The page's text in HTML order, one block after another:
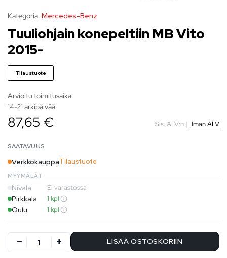
Kategoria: Mercedes-Benz
Tuuliohjain konepeltiin MB Vito
2015-
Tilaustuote
Arvioitu toimitusaika:
14-21 arkipäivää
87,65 € Sis. ALV:n | Ilman ALV
SAATAVUUS
VerkkokauppaTilaustuote
MYYMÄLÄT
Nivala Ei varastossa
Pirkkala 1 kpl
Oulu 1 kpl
LISÄÄ OSTOSKORIIN